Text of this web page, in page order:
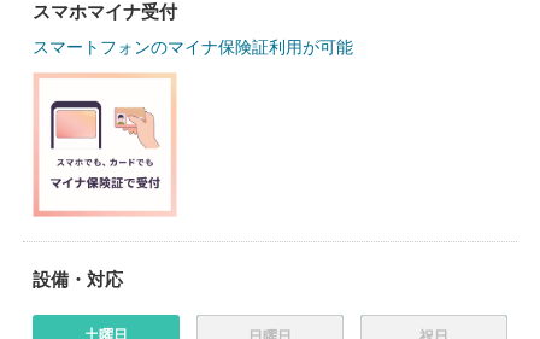
スマホマイナ受付
スマートフォンのマイナ保険証利用が可能
設備・対応
土曜日